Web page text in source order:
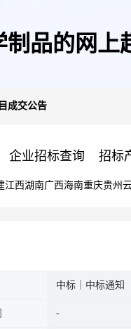
品的网上
成交公告
企业招标查询 招标
江西湖南广西海南重庆贵州
中标｜中标通知